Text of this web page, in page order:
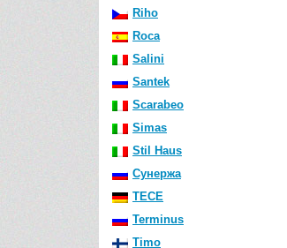
Riho
Roca
Salini
Santek
Scarabeo
Simas
Stil Haus
Сунержа
TECE
Terminus
Timo